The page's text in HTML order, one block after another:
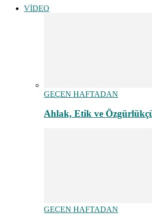
VİDEO
GEÇEN HAFTADAN
Ahlak, Etik ve
GEÇEN HAFTADAN